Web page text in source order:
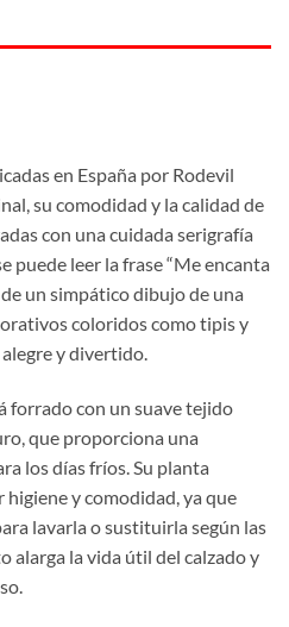
en España por Rodevil
su comodidad y la calidad de
con una cuidada serigrafía
puede leer la frase “Me encanta
un simpático dibujo de una
coloridos como tipis y
y divertido.
forrado con un suave tejido
que proporciona una
los días fríos. Su planta
y comodidad, ya que
lavarla o sustituirla según las
alarga la vida útil del calzado y